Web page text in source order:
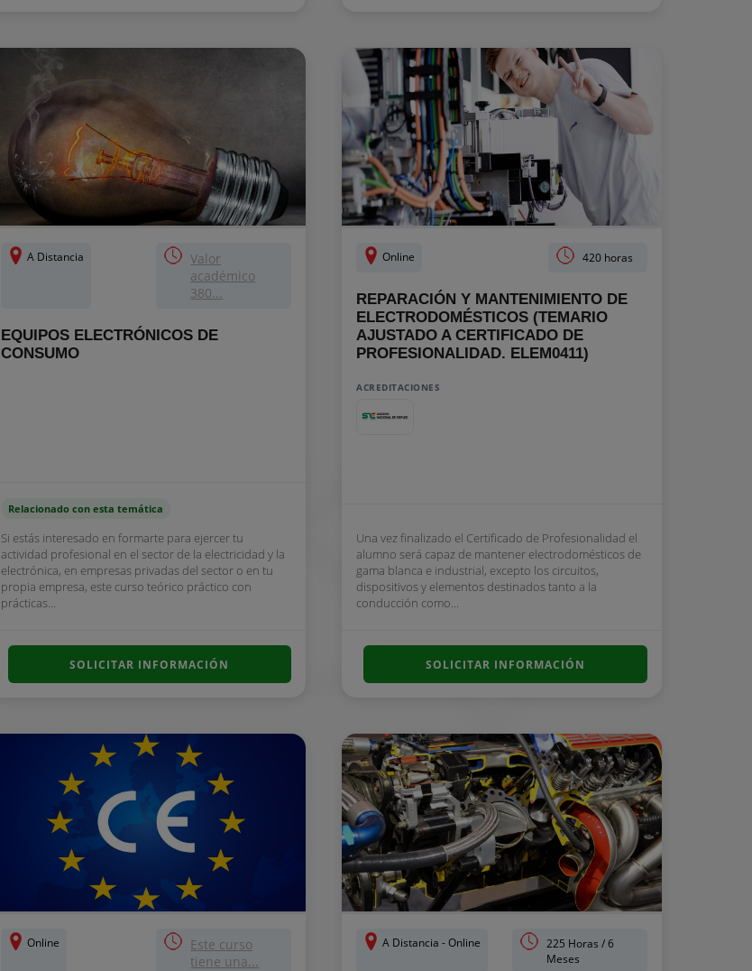
A Distancia
Valor
académico
380...
EQUIPOS ELECTRÓNICOS DE
CONSUMO
Relacionado con esta temática
Si estás interesado en formarte para ejercer tu
actividad profesional en el sector de la electricidad y la
electrónica, en empresas privadas del sector o en tu
propia empresa, este curso teórico práctico con
prácticas...
SOLICITAR INFORMACIÓN
Online 420 horas
REPARACIÓN Y MANTENIMIENTO DE
ELECTRODOMÉSTICOS (TEMARIO
AJUSTADO A CERTIFICADO DE
PROFESIONALIDAD. ELEM0411)
ACREDITACIONES
Una vez finalizado el Certificado de Profesionalidad el
alumno será capaz de mantener electrodomésticos de
gama blanca e industrial, excepto los circuitos,
dispositivos y elementos destinados tanto a la
conducción como...
SOLICITAR INFORMACIÓN
Online
Este curso
tiene una...
A Distancia - Online
225 Horas / 6
Meses